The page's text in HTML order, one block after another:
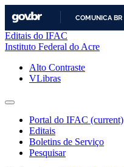
COMUNICA BR
Editais do IFAC
Instituto Federal do Acre
Alto Contraste
VLibras
Portal do IFAC (current)
Editais
Boletins de Serviço
Pesquisar